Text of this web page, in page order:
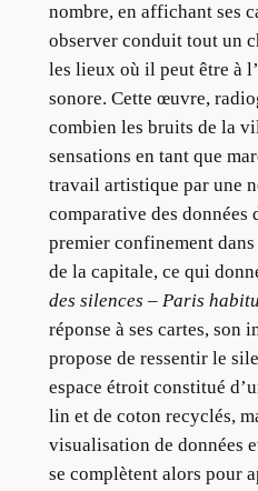
nombre, en affichant ses
observer conduit tout un
les lieux où il peut être à
sonore. Cette œuvre,
combien les bruits de la
sensations en tant que
travail artistique par une
comparative des données
premier confinement
de la capitale, ce qui
des silences – Paris
réponse à ses cartes, son
propose de ressentir le
espace étroit constitué
lin et de coton recyclés,
visualisation de données
se complètent alors pour